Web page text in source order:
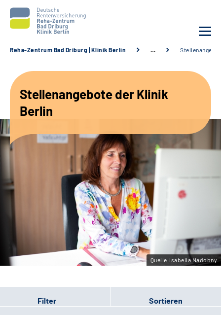
Unsere Angebote
Karriere
Leichte Sprache
Gebärdensprache
Reha-Zentrum Bad Driburg | Klinik Berlin …
Stellenangebote der Klinik
Berlin
Quelle:Isabella Nadobny
Filter Sortieren